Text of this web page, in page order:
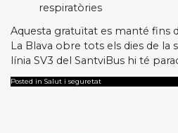
respiratòries
Aquesta gratuïtat es manté fins
La Blava obre tots els dies de la
línia SV3 del SantviBus hi té
Posted in Salut i seguretat